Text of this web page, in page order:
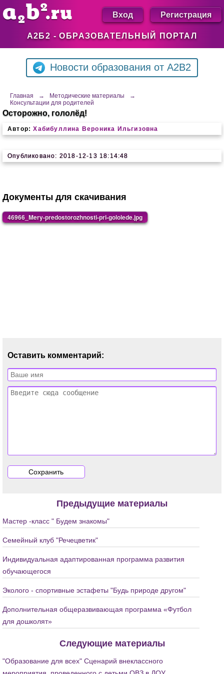
А2Б2 - ОБРАЗОВАТЕЛЬНЫЙ ПОРТАЛ
Вход Регистрация
Новости образования от A2B2
Главная → Методические материалы
→
Консультации для родителей
Осторожно, гололёд!
Автор: Хабибуллина Вероника Ильгизовна
Опубликовано: 2018-12-13 18:14:48
Документы для скачивания
46966_Mery-predostorozhnosti-pri-gololede.jpg
Оставить комментарий:
Предыдущие материалы
Мастер -класс " Будем знакомы"
Семейный клуб "Речецветик"
Индивидуальная адаптированная программа развития
обучающегося
Эколого - спортивные эстафеты "Будь природе другом"
Дополнительная общеразвивающая программа «Футбол
для дошколят»
Следующие материалы
"Образование для всех" Сценарий внеклассного